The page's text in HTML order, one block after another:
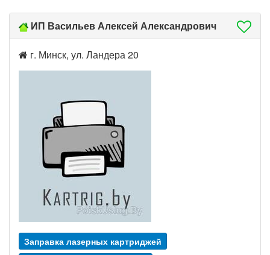
ИП Васильев Алексей Александрович
г. Минск, ул. Ландера 20
Заправка лазерных картриджей